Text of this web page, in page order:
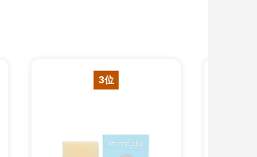
3位